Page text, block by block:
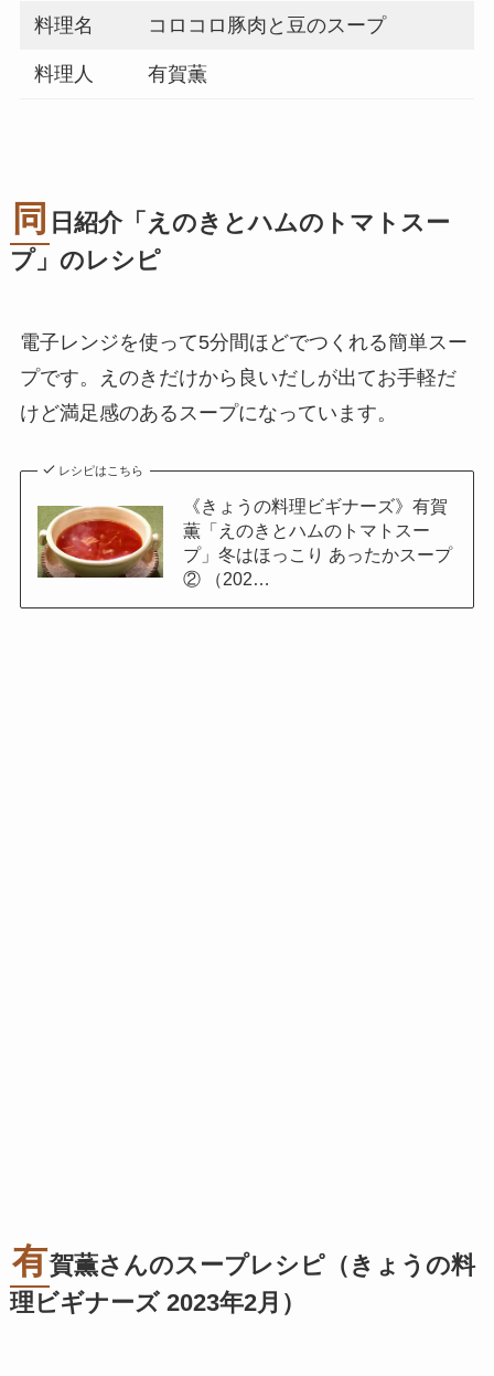
料理名 コロコロ豚肉と豆のスープ
料理人 有賀薫
同 日紹介「えのきとハムのトマトスー
プ」のレシピ
電子レンジを使って5分間ほどでつくれる簡単スー
プです。えのきだけから良いだしが出てお手軽だ
けど満足感のあるスープになっています。
レシピはこちら
《きょうの料理ビギナーズ》有賀
薫「えのきとハムのトマトスー
プ」冬はほっこり あったかスープ
② （202…
有賀薫さんのスープレシピ（きょうの料
理ビギナーズ 2023年2月）